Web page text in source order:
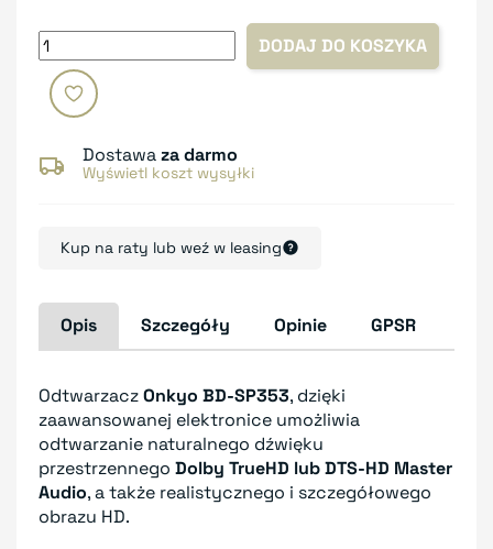
DODAJ DO KOSZYKA
Dostawaza darmo
Wyświetl koszt wysyłki
Kup na raty lub weź w leasing
Opis Szczegóły Opinie GPSR
OdtwarzaczOnkyo BD-SP353, dzięki
zaawansowanej elektronice umożliwia
odtwarzanie naturalnego dźwięku
przestrzennego Dolby TrueHD lub DTS-HD Master
Audio, a także realistycznego i szczegółowego
obrazu HD.